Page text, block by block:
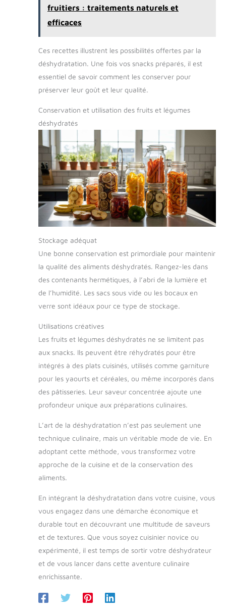
fruitiers : traitements naturels et
efficaces
Ces recettes illustrent les possibilités offertes par la
déshydratation. Une fois vos snacks préparés, il est
essentiel de savoir comment les conserver pour
préserver leur goût et leur qualité.
Conservation et utilisation des fruits et légumes
déshydratés
Stockage adéquat
Une bonne conservation est primordiale pour maintenir
la qualité des aliments déshydratés. Rangez-les dans
des contenants hermétiques, à l’abri de la lumière et
de l’humidité. Les sacs sous vide ou les bocaux en
verre sont idéaux pour ce type de stockage.
Utilisations créatives
Les fruits et légumes déshydratés ne se limitent pas
aux snacks. Ils peuvent être réhydratés pour être
intégrés à des plats cuisinés, utilisés comme garniture
pour les yaourts et céréales, ou même incorporés dans
des pâtisseries. Leur saveur concentrée ajoute une
profondeur unique aux préparations culinaires.
L’art de la déshydratation n’est pas seulement une
technique culinaire, mais un véritable mode de vie. En
adoptant cette méthode, vous transformez votre
approche de la cuisine et de la conservation des
aliments.
En intégrant la déshydratation dans votre cuisine, vous
vous engagez dans une démarche économique et
durable tout en découvrant une multitude de saveurs
et de textures. Que vous soyez cuisinier novice ou
expérimenté, il est temps de sortir votre déshydrateur
et de vous lancer dans cette aventure culinaire
enrichissante.